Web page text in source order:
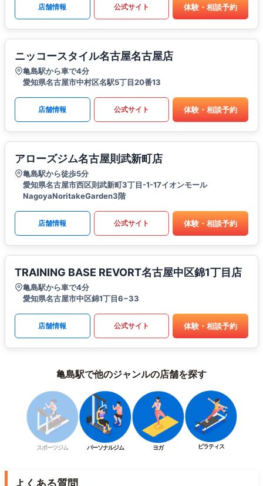
店舗情報 公式サイト 体験・相談予約
ニッコースタイル名古屋名古屋店
亀島駅から車で4分
愛知県名古屋市中村区名駅5丁目20番13
店舗情報 公式サイト 体験・相談予約
アローズジム名古屋則武新町店
亀島駅から徒歩5分
愛知県名古屋市西区則武新町3丁目-1-17イオンモール
NagoyaNoritakeGarden3階
店舗情報 公式サイト 体験・相談予約
TRAINING BASE REVORT名古屋中区錦1丁目店
亀島駅から車で4分
愛知県名古屋市中区錦1丁目6−33
店舗情報 公式サイト 体験・相談予約
亀島駅で他のジャンルの店舗を探す
スポーツジム パーソナルジム ヨガ ピラティス
よくある質問